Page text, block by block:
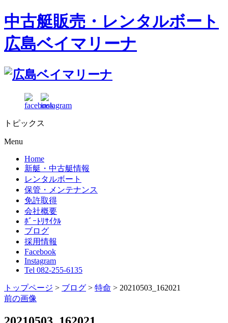
中古艇販売・レンタルボート
広島ベイマリーナ
トピックス
Menu
Home
新艇・中古艇情報
レンタルボート
保管・メンテナンス
免許取得
会社概要
ﾎﾞｰﾄﾘｻｲｸﾙ
ブログ
採用情報
Facebook
Instagram
Tel 082-255-6135
トップページ > ブログ > 特命 > 20210503_162021
前の画像